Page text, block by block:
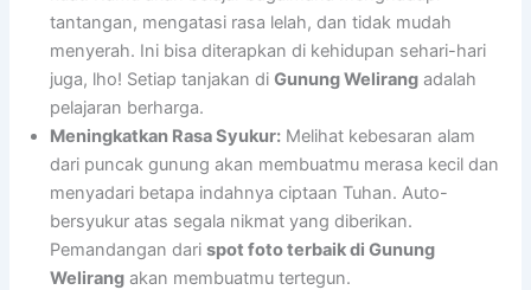
tantangan, mengatasi rasa lelah, dan tidak mudah
menyerah. Ini bisa diterapkan di kehidupan sehari-hari
juga, lho! Setiap tanjakan diGunung Welirang adalah
pelajaran berharga.
Meningkatkan Rasa Syukur: Melihat kebesaran alam
dari puncak gunung akan membuatmu merasa kecil dan
menyadari betapa indahnya ciptaan Tuhan. Auto-
bersyukur atas segala nikmat yang diberikan.
Pemandangan darispot foto terbaik di Gunung
Welirang akan membuatmu tertegun.